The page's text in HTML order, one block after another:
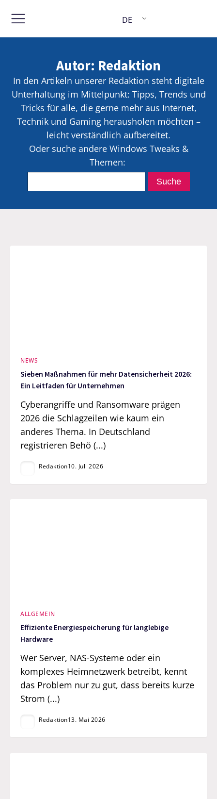
DE
Autor: Redaktion
In den Artikeln unserer Redaktion steht digitale
Unterhaltung im Mittelpunkt: Tipps, Trends und
Tricks für alle, die gerne mehr aus Internet,
Technik und Gaming herausholen möchten –
leicht verständlich aufbereitet.
Oder suche andere Windows Tweaks &
Themen:
NEWS
Sieben Maßnahmen für mehr Datensicherheit 2026:
Ein Leitfaden für Unternehmen
Cyberangriffe und Ransomware prägen
2026 die Schlagzeilen wie kaum ein
anderes Thema. In Deutschland
registrieren Behö (...)
Redaktion10. Juli 2026
ALLGEMEIN
Effiziente Energiespeicherung für langlebige
Hardware
Wer Server, NAS-Systeme oder ein
komplexes Heimnetzwerk betreibt, kennt
das Problem nur zu gut, dass bereits kurze
Strom (...)
Redaktion13. Mai 2026